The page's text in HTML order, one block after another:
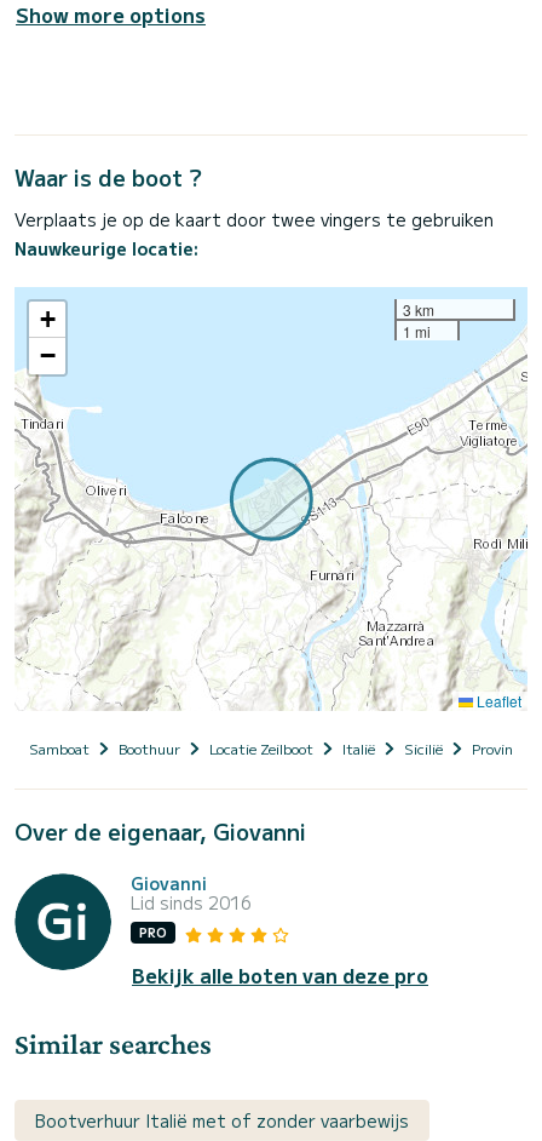
Show more options
Waar is de boot ?
Verplaats je op de kaart door twee vingers te gebruiken
Nauwkeurige locatie:
+
−
3 km
1 mi
Leaflet
Samboat Boothuur Locatie Zeilboot Italië Sicilië Provincia
Over de eigenaar, Giovanni
Giovanni
Lid sinds 2016
PRO
Bekijk alle boten van deze pro
Similar searches
Bootverhuur Italië met of zonder vaarbewijs